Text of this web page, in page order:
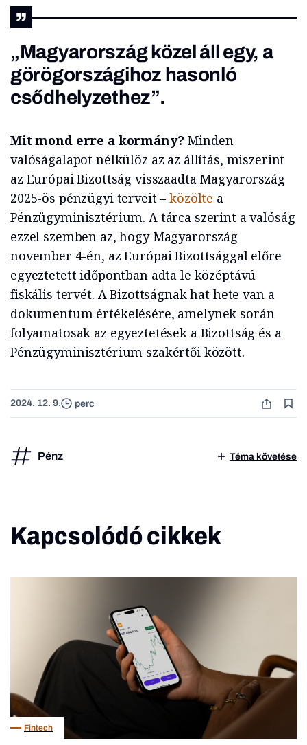
„Magyarország közel áll egy, a
görögországihoz hasonló
csődhelyzethez”.
Mit mond erre a kormány? Minden
valóságalapot nélkülöz az az állítás, miszerint
az Európai Bizottság visszaadta Magyarország
2025-ös pénzügyi terveit –közölte a
Pénzügyminisztérium. A tárca szerint a valóság
ezzel szemben az, hogy Magyarország
november 4-én, az Európai Bizottsággal előre
egyeztetett időpontban adta le középtávú
fiskális tervét. A Bizottságnak hat hete van a
dokumentum értékelésére, amelynek során
folyamatosak az egyeztetések a Bizottság és a
Pénzügyminisztérium szakértői között.
2024. 12. 9. perc
Pénz Téma követése
Kapcsolódó cikkek
Fintech